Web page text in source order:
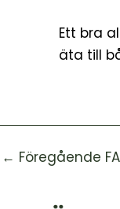
Ett bra
äta till
← Föregående